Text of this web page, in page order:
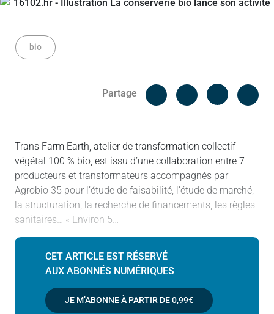
bio
Partage
Facebook
Trans Farm Earth, atelier de transformation collectif
végétal 100 % bio, est issu d’une collaboration entre 7
producteurs et transformateurs accompagnés par
Agrobio 35 pour l’étude de faisabilité, l’étude de marché,
la structuration, la recherche de financements, les règles
sanitaires… « Environ 5…
CET ARTICLE EST RÉSERVÉ
AUX ABONNÉS NUMÉRIQUES
JE M’ABONNE À PARTIR DE0,99€